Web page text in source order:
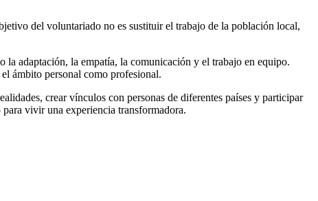
del voluntariado no es sustituir el trabajo de la población local,
adaptación, la empatía, la comunicación y el trabajo en equipo.
ámbito personal como profesional.
crear vínculos con personas de diferentes países y participar
vivir una experiencia transformadora.